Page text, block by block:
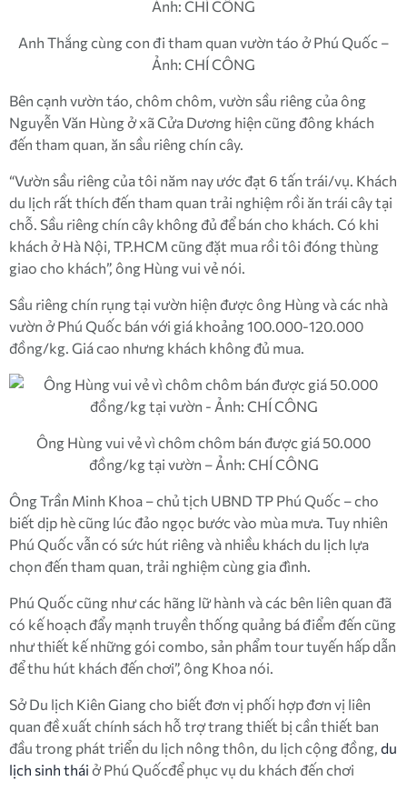
Anh Thắng cùng con đi tham quan vườn táo ở Phú Quốc –
Ảnh: CHÍ CÔNG
Bên cạnh vườn táo, chôm chôm, vườn sầu riêng của ông
Nguyễn Văn Hùng ở xã Cửa Dương hiện cũng đông khách
đến tham quan, ăn sầu riêng chín cây.
“Vườn sầu riêng của tôi năm nay ước đạt 6 tấn trái/vụ. Khách
du lịch rất thích đến tham quan trải nghiệm rồi ăn trái cây tại
chỗ. Sầu riêng chín cây không đủ để bán cho khách. Có khi
khách ở Hà Nội, TP.HCM cũng đặt mua rồi tôi đóng thùng
giao cho khách”, ông Hùng vui vẻ nói.
Sầu riêng chín rụng tại vườn hiện được ông Hùng và các nhà
vườn ở Phú Quốc bán với giá khoảng 100.000-120.000
đồng/kg. Giá cao nhưng khách không đủ mua.
Ông Hùng vui vẻ vì chôm chôm bán được giá 50.000
đồng/kg tại vườn – Ảnh: CHÍ CÔNG
Ông Trần Minh Khoa – chủ tịch UBND TP Phú Quốc – cho
biết dịp hè cũng lúc đảo ngọc bước vào mùa mưa. Tuy nhiên
Phú Quốc vẫn có sức hút riêng và nhiều khách du lịch lựa
chọn đến tham quan, trải nghiệm cùng gia đình.
Phú Quốc cũng như các hãng lữ hành và các bên liên quan đã
có kế hoạch đẩy mạnh truyền thống quảng bá điểm đến cũng
như thiết kế những gói combo, sản phẩm tour tuyến hấp dẫn
để thu hút khách đến chơi”, ông Khoa nói.
Sở Du lịch Kiên Giang cho biết đơn vị phối hợp đơn vị liên
quan đề xuất chính sách hỗ trợ trang thiết bị cần thiết ban
đầu trong phát triển du lịch nông thôn, du lịch cộng đồng, du
lịch sinh thái ở Phú Quốcđể phục vụ du khách đến chơi